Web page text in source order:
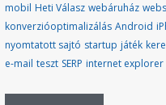
mobil Heti Válasz webáruház
konverzióoptimalizálás Android
nyomtatott sajtó startup játék
e-mail teszt SERP internet explorer